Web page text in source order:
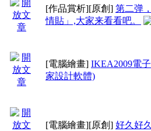
品介紹或
[兒童繪
[作品賞析][原創] 第二弹
情貼」,大家来看看吧。
[電腦繪畫] IKEA2009電
家設計軟體)
[電腦繪畫][原創] 好久好